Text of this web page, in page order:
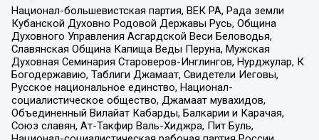
Национал-большевистская партия, ВЕК РА, Рада земли
Кубанской Духовно Родовой Державы Русь, Община
Духовного Управления Асгардской Веси Беловодья,
Славянская Община Капища Веды Перуна, Мужская
Духовная Семинария Староверов-Инглингов, Нурджулар, К
Богодержавию, Таблиги Джамаат, Свидетели Иеговы,
Русское национальное единство, Национал-
социалистическое общество, Джамаат мувахидов,
Объединенный Вилайат Кабарды, Балкарии и Карачая,
Союз славян, Ат-Такфир Валь-Хиджра, Пит Буль,